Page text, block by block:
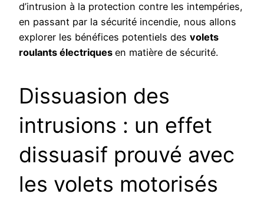
d’intrusion à la protection contre les intempéries,
en passant par la sécurité incendie, nous allons
explorer les bénéfices potentiels des volets
roulants électriques en matière de sécurité.
Dissuasion des
intrusions : un effet
dissuasif prouvé avec
les volets motorisés